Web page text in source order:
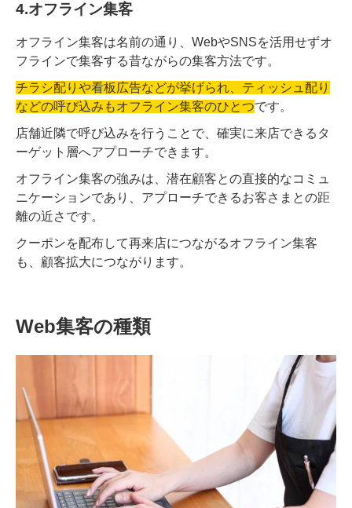
4.オフライン集客
オフライン集客は名前の通り、WebやSNSを活用せずオ
フラインで集客する昔ながらの集客方法です。
チラシ配りや看板広告などが挙げられ、ティッシュ配り
などの呼び込みもオフライン集客のひとつです。
店舗近隣で呼び込みを行うことで、確実に来店できるタ
ーゲット層へアプローチできます。
オフライン集客の強みは、潜在顧客との直接的なコミュ
ニケーションであり、アプローチできるお客さまとの距
離の近さです。
クーポンを配布して再来店につながるオフライン集客
も、顧客拡大につながります。
Web集客の種類